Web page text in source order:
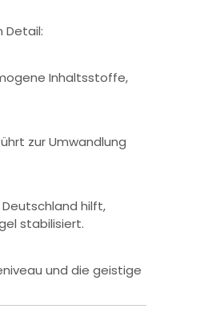
Detail:
Inhaltsstoffe,
zur Umwandlung
hilft,
stabilisiert.
und die geistige